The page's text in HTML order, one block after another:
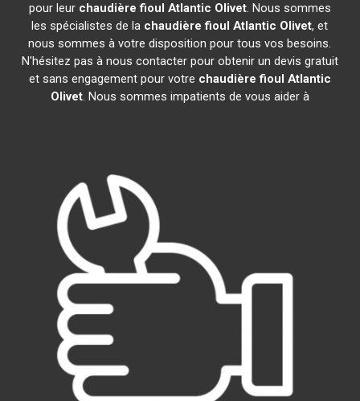
pour leur chaudière fioul Atlantic Olivet. Nous sommes
les spécialistes de la chaudière fioul Atlantic Olivet, et
nous sommes à votre disposition pour tous vos besoins.
N'hésitez pas à nous contacter pour obtenir un devis gratuit
et sans engagement pour votre chaudière fioul Atlantic
Olivet. Nous sommes impatients de vous aider à